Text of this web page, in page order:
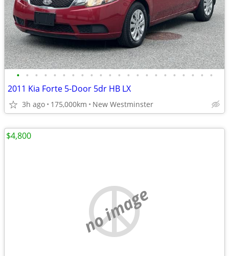
• • • • • • • • • • • • • • • • • • • • • •
2011 Kia Forte 5-Door 5dr HB LX
3h ago 175,000km New Westminster
no image
$4,800